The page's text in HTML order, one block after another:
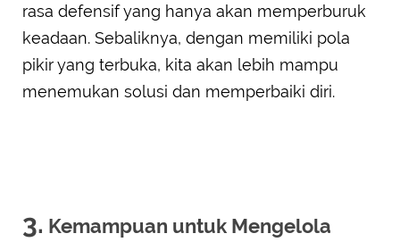
rasa defensif yang hanya akan memperburuk
keadaan. Sebaliknya, dengan memiliki pola
pikir yang terbuka, kita akan lebih mampu
menemukan solusi dan memperbaiki diri.
3. Kemampuan untuk Mengelola